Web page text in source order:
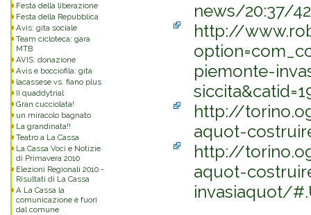
Festa della liberazione
Festa della Repubblica
Avis: gita sociale
Team cicloteca: gara
MTB
AVIS: donazione
Avis e bocciofila: gita
lacassese vs. fiano plus
II quaddytrial
Gran cucciolata!
un miracolo bagnato
La grandinata!!
Teatro a La Cassa
La Cassa Voci e Notizie
di Primavera 2010
Elezioni Regionali 2010 -
Risultati di La Cassa
A La Cassa la
comunicazione è fuori
dal comune
news/20:37/
http://
piemonte-
http://
aquot-
http://
aquot-
invasiaquot/